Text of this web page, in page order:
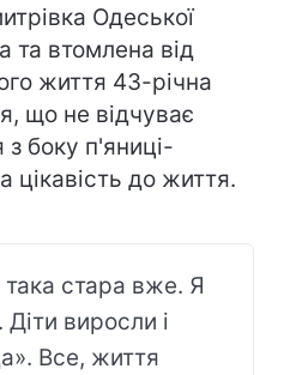
Одеської
та втомлена від
життя 43-річна
що не відчуває
з боку п'яниці-
цікавість до життя.
стара вже. Я
Діти виросли і
Все, життя